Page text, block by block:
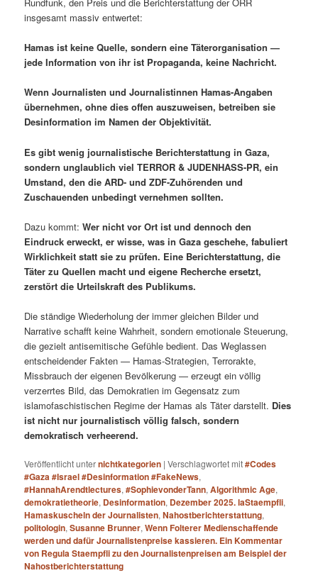
insgesamt massiv entwertet:
Hamas ist keine Quelle, sondern eine Täterorganisation —
jede Information von ihr ist Propaganda, keine Nachricht.
Wenn Journalisten und Journalistinnen Hamas-Angaben
übernehmen, ohne dies offen auszuweisen, betreiben sie
Desinformation im Namen der Objektivität.
Es gibt wenig journalistische Berichterstattung in Gaza,
sondern unglaublich viel TERROR & JUDENHASS-PR, ein
Umstand, den die ARD- und ZDF-Zuhörenden und
Zuschauenden unbedingt vernehmen sollten.
Dazu kommt:Wer nicht vor Ort ist und dennoch den
Eindruck erweckt, er wisse, was in Gaza geschehe, fabuliert
Wirklichkeit statt sie zu prüfen. Eine Berichterstattung, die
Täter zu Quellen macht und eigene Recherche ersetzt,
zerstört die Urteilskraft des Publikums.
Die ständige Wiederholung der immer gleichen Bilder und
Narrative schafft keine Wahrheit, sondern emotionale Steuerung,
die gezielt antisemitische Gefühle bedient. Das Weglassen
entscheidender Fakten — Hamas-Strategien, Terrorakte,
Missbrauch der eigenen Bevölkerung — erzeugt ein völlig
verzerrtes Bild, das Demokratien im Gegensatz zum
islamofaschistischen Regime der Hamas als Täter darstellt. Dies
ist nicht nur journalistisch völlig falsch, sondern
demokratisch verheerend.
Veröffentlicht unternichtkategorien |Verschlagwortet mit#Codes
#Gaza #Israel #Desinformation #FakeNews,
#HannahArendtlectures,#SophievonderTann,Algorithmic Age,
demokratietheorie, Desinformation, Dezember 2025. laStaempfli,
Hamaskuscheln der Journalisten,Nahostberichterstattung,
politologin,Susanne Brunner,Wenn Folterer Medienschaffende
werden und dafür Journalistenpreise kassieren. Ein Kommentar
von Regula Staempfli zu den Journalistenpreisen am Beispiel der
Nahostberichterstattung